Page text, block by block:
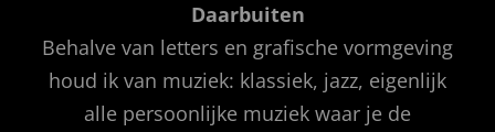
Daarbuiten
Behalve van letters en grafische vormgeving
houd ik van muziek: klassiek, jazz, eigenlijk
alle persoonlijke muziek waar je de